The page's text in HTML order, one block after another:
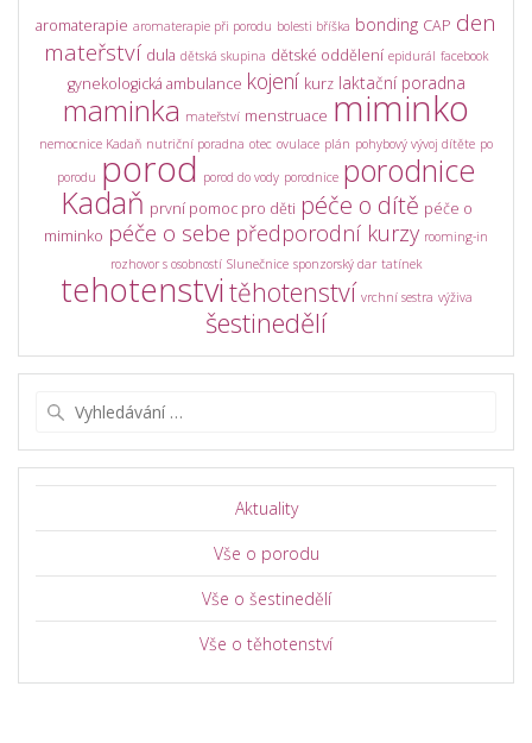
aromaterapie aromaterapie při porodu bolesti bříška bonding CAP den
mateřství dula dětská skupina dětské oddělení epidurál facebook
gynekologická ambulance kojení kurz laktační poradna
maminka mateřství menstruace miminko
nemocnice Kadaň nutriční poradna otec ovulace plán pohybový vývoj dítěte po
porodu porod porod do vody porodnice porodnice
Kadaň první pomoc pro děti péče o dítě péče o
miminko péče o sebe předporodní kurzy rooming-in
rozhovor s osobností Slunečnice sponzorský dar tatínek
tehotenstvi těhotenství vrchní sestra výživa
šestinedělí
Aktuality
Vše o porodu
Vše o šestinedělí
Vše o těhotenství